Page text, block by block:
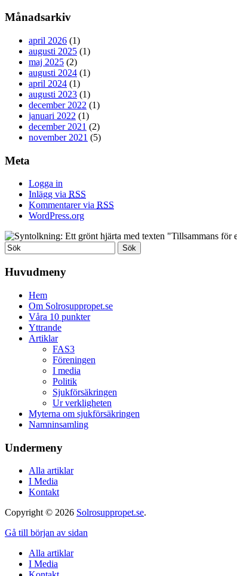
Månadsarkiv
april 2026 (1)
augusti 2025 (1)
maj 2025 (2)
augusti 2024 (1)
april 2024 (1)
augusti 2023 (1)
december 2022 (1)
januari 2022 (1)
december 2021 (2)
november 2021 (5)
Meta
Logga in
Inlägg via RSS
Kommentarer via RSS
WordPress.org
Huvudmeny
Hem
Om Solrosuppropet.se
Våra 10 punkter
Yttrande
Artiklar
FAS3
Föreningen
I media
Politik
Sjukförsäkringen
Ur verkligheten
Myterna om sjukförsäkringen
Namninsamling
Undermeny
Alla artiklar
I Media
Kontakt
Copyright © 2026 Solrosuppropet.se.
Gå till början av sidan
Alla artiklar
I Media